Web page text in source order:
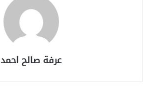
عرفة صالح احمد